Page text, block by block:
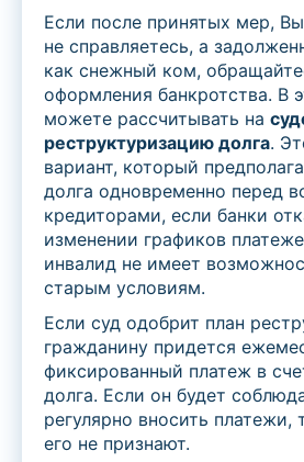
Если после принятых мер,
не справляетесь, а
как снежный ком,
оформления банкротства. В
можете рассчитывать на
реструктуризацию долга.
вариант, который
долга одновременно перед
кредиторами, если банки
изменении графиков
инвалид не имеет
старым условиям.
Если суд одобрит план
гражданину придется
фиксированный платеж в
долга. Если он будет
регулярно вносить платежи,
его не признают.